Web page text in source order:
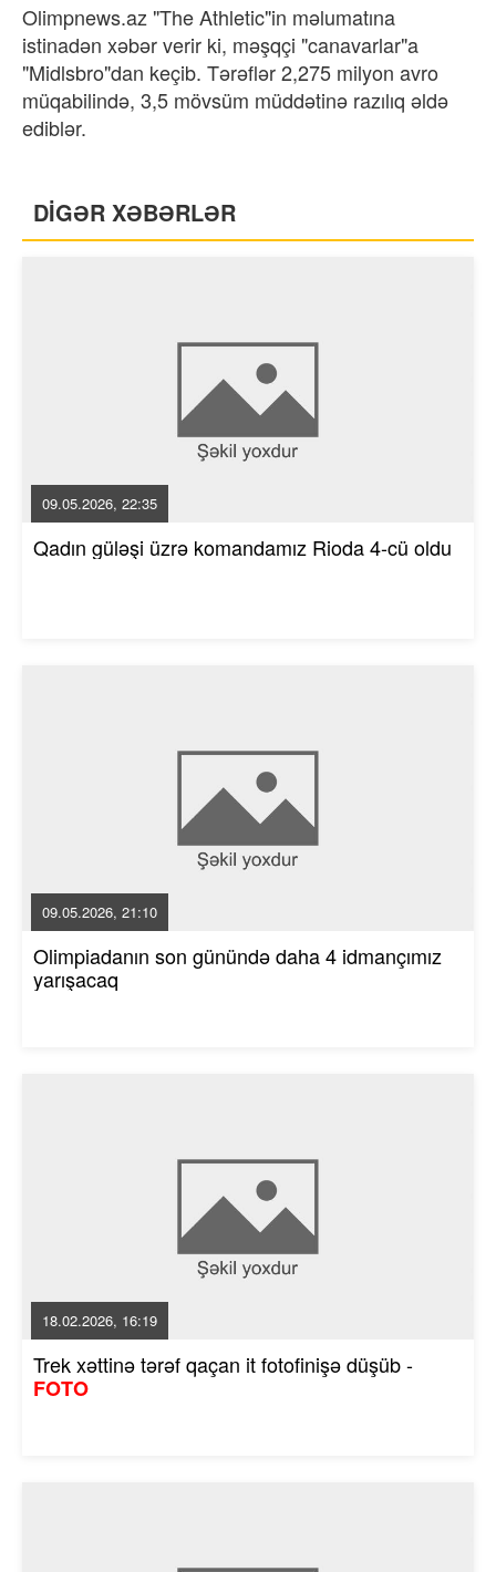
Olimpnews.az "The Athletic"in məlumatına
istinadən xəbər verir ki, məşqçi "canavarlar"a
"Midlsbro"dan keçib. Tərəflər 2,275 milyon avro
müqabilində, 3,5 mövsüm müddətinə razılıq əldə
ediblər.
DİGƏR XƏBƏRLƏR
09.05.2026, 22:35
Qadın güləşi üzrə komandamız Rioda 4-cü oldu
09.05.2026, 21:10
Olimpiadanın son günündə daha 4 idmançımız
yarışacaq
18.02.2026, 16:19
Trek xəttinə tərəf qaçan it fotofinişə düşüb -
FOTO